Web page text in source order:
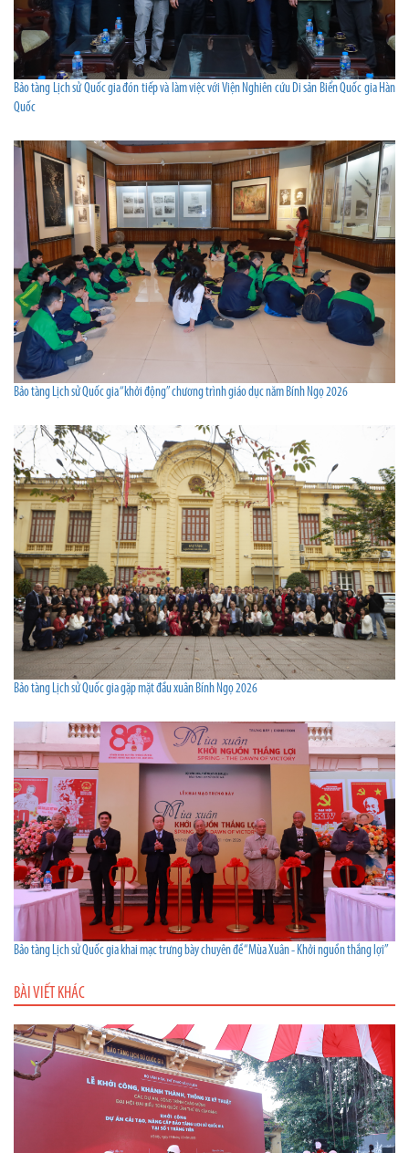
Bảo tàng Lịch sử Quốc gia đón tiếp và làm việc với Viện Nghiên cứu Di sản Biển Quốc gia Hàn
Quốc
Bảo tàng Lịch sử Quốc gia “khởi động” chương trình giáo dục năm Bính Ngọ 2026
Bảo tàng Lịch sử Quốc gia gặp mặt đầu xuân Bính Ngọ 2026
Bảo tàng Lịch sử Quốc gia khai mạc trưng bày chuyên đề “Mùa Xuân - Khởi nguồn thắng lợi”
BÀI VIẾT KHÁC